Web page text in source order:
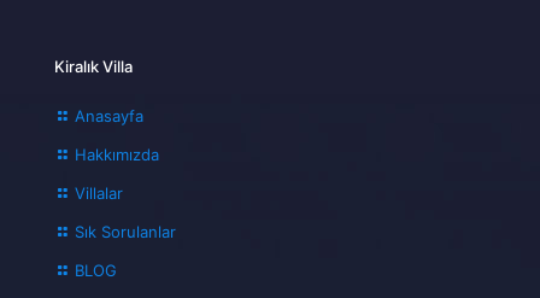
Kiralık Villa
Anasayfa
Hakkımızda
Villalar
Sık Sorulanlar
BLOG